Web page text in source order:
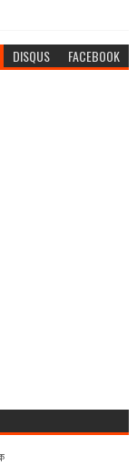
DISQUS FACEBOOK